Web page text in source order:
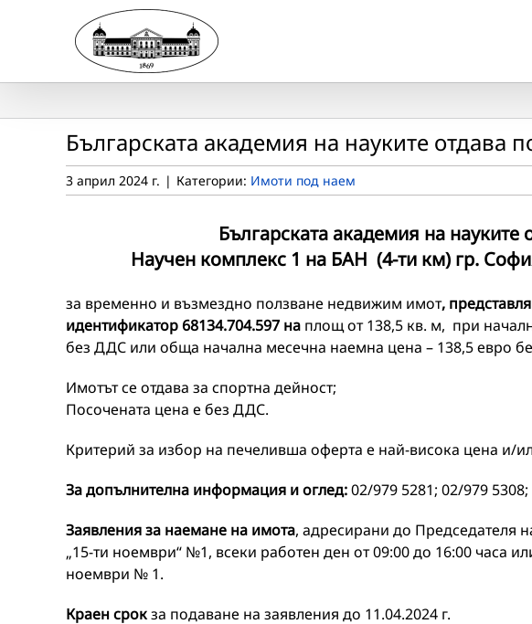
Българската академия на науките отдава
3 април 2024 г. | Категории: Имоти под наем
Българската академия на науките
Научен комплекс 1 на БАН (4-ти км) гр.
за временно и възмездно ползване недвижим имот,
идентификатор 68134.704.597 на площ от 138,5 кв. м, при
без ДДС или обща начална месечна наемна цена – 138,5 евро
Имотът се отдава за спортна дейност;
Посочената цена е без ДДС.
Критерий за избор на печеливша оферта е най-висока цена и/
За допълнителна информация и оглед:02/979 5281; 02/979
Заявления за наемане на имота, адресирани до Председателя
„15-ти ноември“ №1, всеки работен ден от 09:00 до 16:00 часа
ноември № 1.
Краен срокза подаване на заявления до 11.04.2024 г.